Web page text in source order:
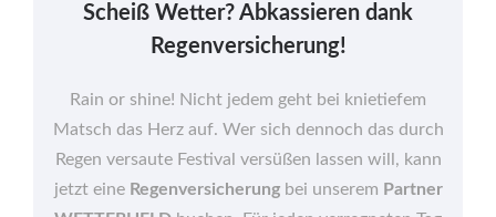
Scheiß Wetter? Abkassieren dank
Regenversicherung!
Rain or shine! Nicht jedem geht bei knietiefem
Matsch das Herz auf. Wer sich dennoch das durch
Regen versaute Festival versüßen lassen will, kann
jetzt eine Regenversicherungbei unserem Partner